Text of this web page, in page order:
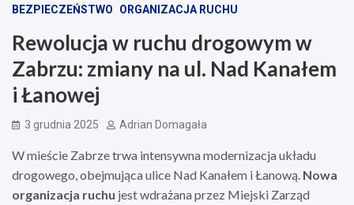
BEZPIECZEŃSTWO ORGANIZACJA RUCHU
Rewolucja w ruchu drogowym w
Zabrzu: zmiany na ul. Nad Kanałem
i Łanowej
3 grudnia 2025 Adrian Domagała
W mieście Zabrze trwa intensywna modernizacja układu
drogowego, obejmująca ulice Nad Kanałem i Łanową. Nowa
organizacja ruchu jest wdrażana przez Miejski Zarząd